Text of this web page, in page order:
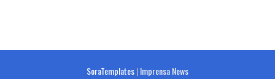
SoraTemplates|Imprensa News